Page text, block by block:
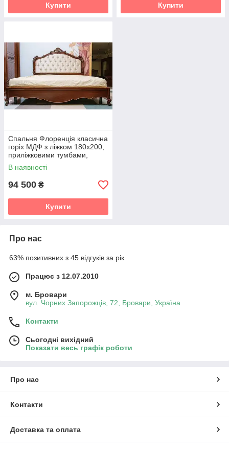
Купити Купити
Спальня Флоренція класична
горіх МДФ з ліжком 180х200,
приліжковими тумбами,
туалетним столиком,
дзеркалом і пуфом
В наявності
94 500 ₴
Купити
Про нас
63% позитивних з 45 відгуків за рік
Працює з 12.07.2010
м. Бровари
вул. Чорних Запорожців, 72, Бровари, Україна
Контакти
Сьогодні вихідний
Показати весь графік роботи
Про нас
Контакти
Доставка та оплата